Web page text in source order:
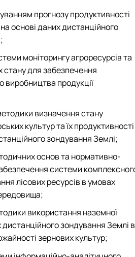
прогнозу продуктивності
основі даних дистанційного
моніторингу агроресурсів та
стану для забезпечення
виробництва продукції
визначення стану
культур та їх продуктивності
зондування Землі;
основ та нормативно-
системи
лісових ресурсів в умовах
використання наземної
дистанційного зондування Землі в
зернових культур;